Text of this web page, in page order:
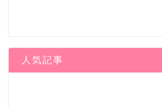
人気記事